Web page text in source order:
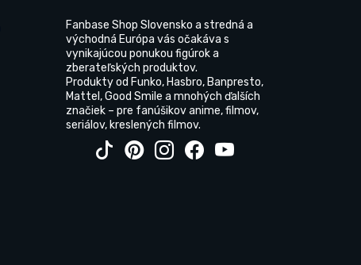
Fanbase Shop Slovensko a stredná a
východná Európa vás očakáva s
vynikajúcou ponukou figúrok a
zberateľských produktov.
Produkty od Funko, Hasbro, Banpresto,
Mattel, Good Smile a mnohých ďalších
značiek – pre fanúšikov anime, filmov,
seriálov, kreslených filmov.